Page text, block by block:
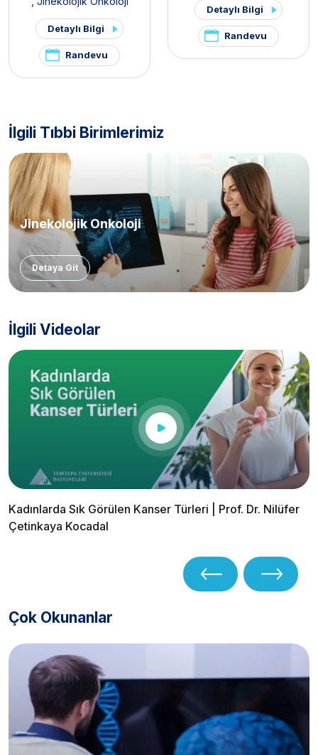
Detaylı Bilgi
Randevu
Detaylı Bilgi
Randevu
İlgili Tıbbi Birimlerimiz
Jinekolojik Onkoloji
Detaya Git
İlgili Videolar
Kadınlarda Sık Görülen Kanser Türleri | Prof. Dr. Nilüfer
Çetinkaya Kocadal
Çok Okunanlar